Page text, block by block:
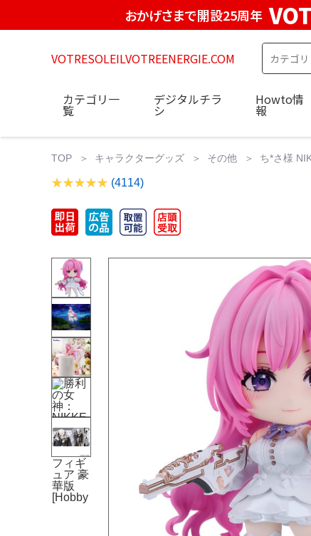
おかげさまで開設25周年
VOTRESOLEILVOTREENERGIE.COM
カテゴリ一
覧
デジタルチラ
シ
Howto情
報
TOP キャラクターグッズ その他 ち*さ様
(4114)